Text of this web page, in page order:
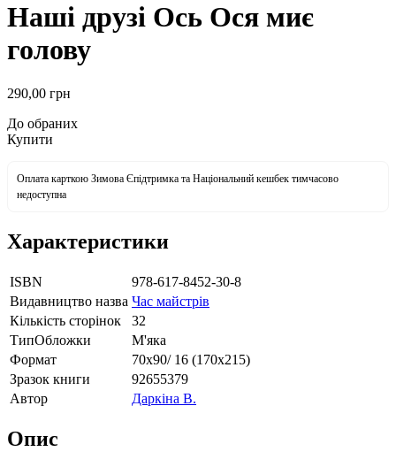
Наші друзі Ось Ося миє
голову
290,00 грн
До обраних
Купити
Оплата карткою Зимова Єпідтримка та Національний кешбек тимчасово
недоступна
Характеристики
ISBN
978-617-8452-30-8
Видавництво назва Час майстрів
Кількість сторінок
32
ТипОбложки
М'яка
Формат
70х90/ 16 (170х215)
Зразок книги
92655379
Автор
Даркіна В.
Опис